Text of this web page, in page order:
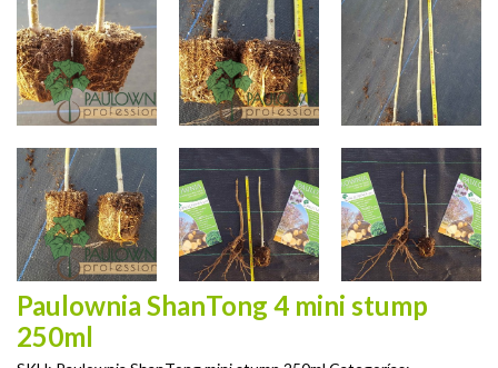
Paulownia ShanTong 4 mini stump
250ml